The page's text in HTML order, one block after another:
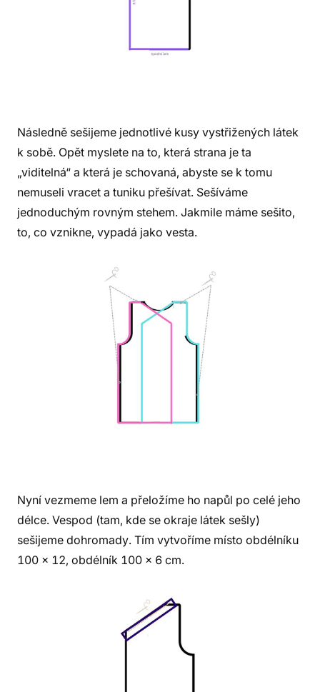
Následně sešijeme jednotlivé kusy vystřižených látek
k sobě. Opět myslete na to, která strana je ta
„viditelná“ a která je schovaná, abyste se k tomu
nemuseli vracet a tuniku přešívat. Sešíváme
jednoduchým rovným stehem. Jakmile máme sešito,
to, co vznikne, vypadá jako vesta.
Nyní vezmeme lem a přeložíme ho napůl po celé jeho
délce. Vespod (tam, kde se okraje látek sešly)
sešijeme dohromady. Tím vytvoříme místo obdélníku
100 x 12, obdélník 100 x 6 cm.